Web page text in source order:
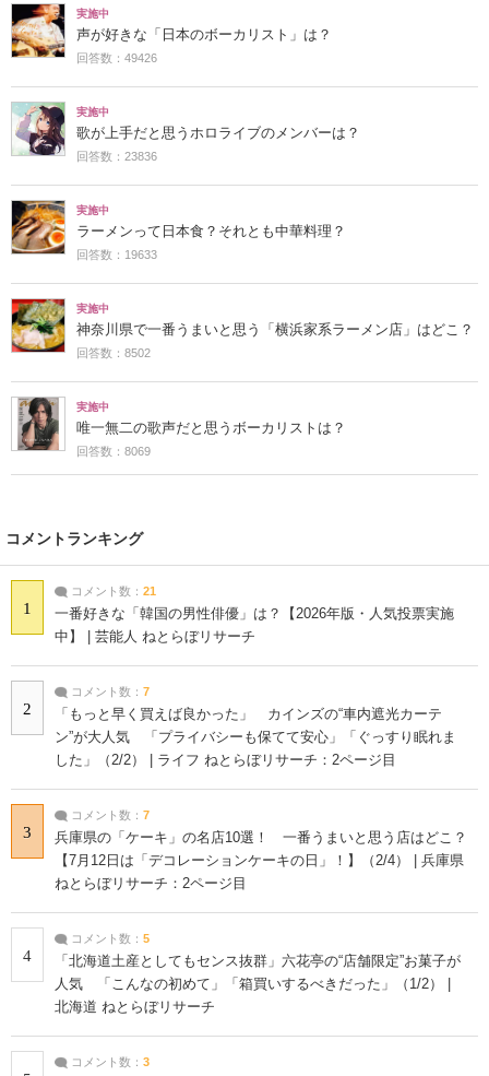
実施中
声が好きな「日本のボーカリスト」は？
回答数：49426
実施中
歌が上手だと思うホロライブのメンバーは？
回答数：23836
実施中
ラーメンって日本食？それとも中華料理？
回答数：19633
実施中
神奈川県で一番うまいと思う「横浜家系ラーメン店」はどこ？
回答数：8502
実施中
唯一無二の歌声だと思うボーカリストは？
回答数：8069
コメントランキング
1
コメント数： 21
一番好きな「韓国の男性俳優」は？【2026年版・人気投票実施
中】 | 芸能人 ねとらぼリサーチ
2
コメント数： 7
「もっと早く買えば良かった」 カインズの“車内遮光カーテ
ン”が大人気 「プライバシーも保てて安心」「ぐっすり眠れま
した」（2/2） | ライフ ねとらぼリサーチ：2ページ目
3
コメント数： 7
兵庫県の「ケーキ」の名店10選！ 一番うまいと思う店はどこ？
【7月12日は「デコレーションケーキの日」！】（2/4） | 兵庫県
ねとらぼリサーチ：2ページ目
4
コメント数： 5
「北海道土産としてもセンス抜群」六花亭の“店舗限定”お菓子が
人気 「こんなの初めて」「箱買いするべきだった」（1/2） |
北海道 ねとらぼリサーチ
コメント数： 3